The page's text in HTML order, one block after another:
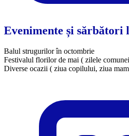
Evenimente și sărbători
Balul strugurilor în octombrie
Festivalul florilor de mai ( zilele
​Diverse ocazii ( ziua copilului, ziua